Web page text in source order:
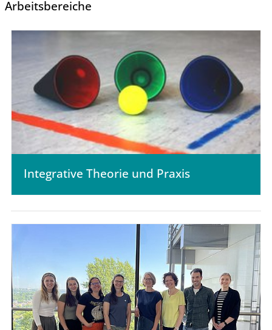
Arbeitsbereiche
Integrative Theorie und Praxis